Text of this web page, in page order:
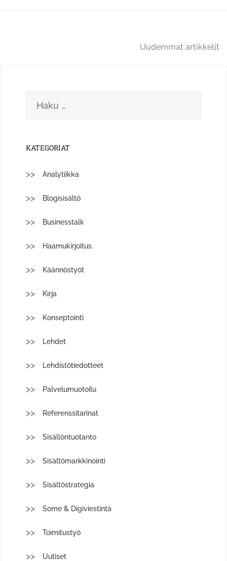
Uudemmat artikkelit
KATEGORIAT
Analytiikka
Blogisisältö
Businesstalk
Haamukirjoitus
Käännöstyöt
Kirja
Konseptointi
Lehdet
Lehdistötiedotteet
Palvelumuotoilu
Referenssitarinat
Sisällöntuotanto
Sisältömarkkinointi
Sisältöstrategia
Some & Digiviestintä
Toimitustyö
Uutiset